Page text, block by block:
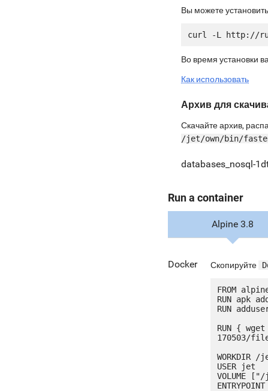
Вы можете
Во время установки
Как использовать
Архив для
Скачайте архив,
/jet/own/bin/
databases_nosql-
Run a container
Alpine 3.8
Docker Скопируйте
FROM
RUN apk
RUN
RUN {
170503/
WORKDIR /
USER jet
VOLUME